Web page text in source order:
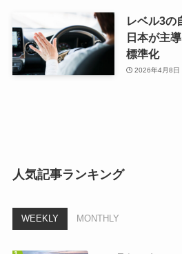
レベル3の
日本が主
標準化
2026年4月8日
人気記事ランキング
WEEKLY MONTHLY